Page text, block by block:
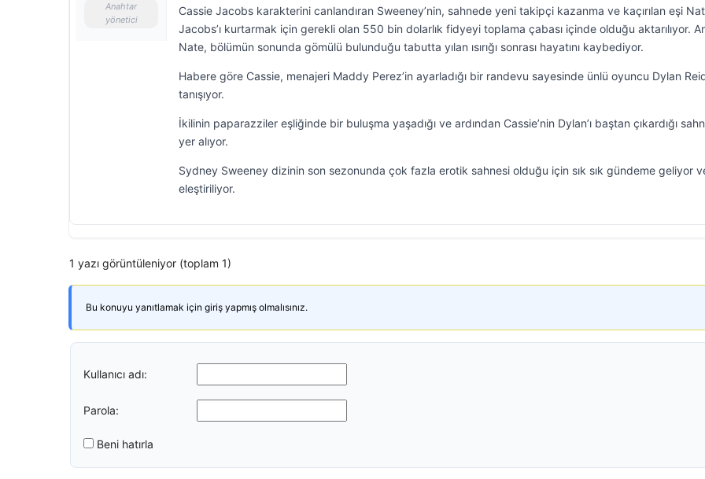
Anahtar
yönetici
Cassie Jacobs karakterini canlandıran Sweeney’nin, sahnede yeni takipçi kazanma ve kaçırılan eşi
Jacobs’ı kurtarmak için gerekli olan 550 bin dolarlık fidyeyi toplama çabası içinde olduğu aktarılıyor.
Nate, bölümün sonunda gömülü bulunduğu tabutta yılan ısırığı sonrası hayatını kaybediyor.
Habere göre Cassie, menajeri Maddy Perez’in ayarladığı bir randevu sayesinde ünlü oyuncu Dylan
tanışıyor.
İkilinin paparazziler eşliğinde bir buluşma yaşadığı ve ardından Cassie’nin Dylan’ı baştan çıkardığı
yer alıyor.
Sydney Sweeney dizinin son sezonunda çok fazla erotik sahnesi olduğu için sık sık gündeme geliyor
eleştiriliyor.
1 yazı görüntüleniyor (toplam 1)
Bu konuyu yanıtlamak için giriş yapmış olmalısınız.
Kullanıcı adı:
Parola:
Beni hatırla